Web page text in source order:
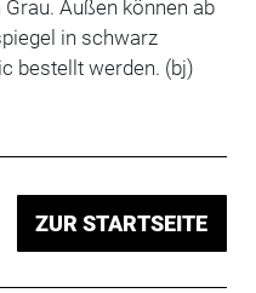
Außen können ab
in schwarz
bestellt werden. (bj)
ZUR STARTSEITE